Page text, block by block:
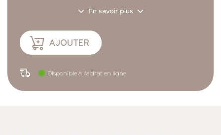
détaillée
Caractéristiques :
- Longueur : 16,3 cm,
- Poids : 73g.
En savoir plus
AJOUTER
Disponible à l'achat en ligne